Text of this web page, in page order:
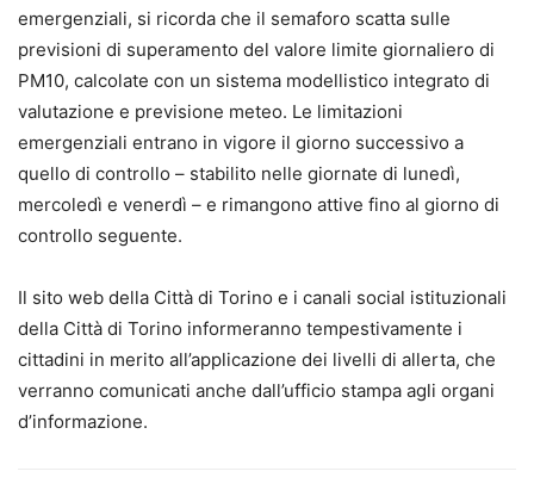
emergenziali, si ricorda che il semaforo scatta sulle
previsioni di superamento del valore limite giornaliero di
PM10, calcolate con un sistema modellistico integrato di
valutazione e previsione meteo. Le limitazioni
emergenziali entrano in vigore il giorno successivo a
quello di controllo – stabilito nelle giornate di lunedì,
mercoledì e venerdì – e rimangono attive fino al giorno di
controllo seguente.
Il sito web della Città di Torino e i canali social istituzionali
della Città di Torino informeranno tempestivamente i
cittadini in merito all’applicazione dei livelli di allerta, che
verranno comunicati anche dall’ufficio stampa agli organi
d’informazione.